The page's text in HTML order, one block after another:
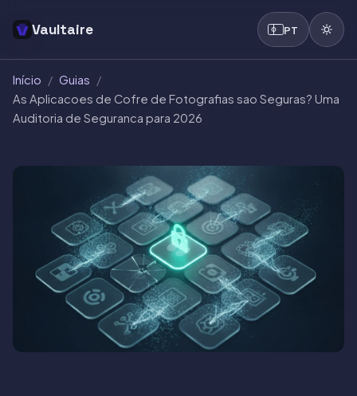
Vaultaire PT
Início / Guias /
As Aplicacoes de Cofre de Fotografias sao Seguras? Uma
Auditoria de Seguranca para 2026